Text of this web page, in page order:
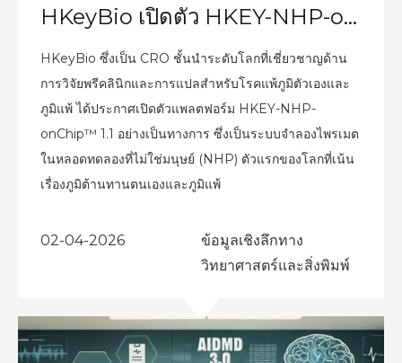
HKeyBio เปิดตัว HKEY-NHP-onChip™ 1.1: โมเดล NHP ในหลอดทดลอง ตัวแรกของโลกสำหรับโรคแพ้ภูมิตัวเองและภูมิแพ้
HKeyBio ซึ่งเป็น CRO ชั้นนำระดับโลกที่เชี่ยวชาญด้าน
การวิจัยพรีคลินิกและการแปลสำหรับโรคแพ้ภูมิตัวเองและ
ภูมิแพ้ ได้ประกาศเปิดตัวแพลตฟอร์ม HKEY-NHP-
onChip™ 1.1 อย่างเป็นทางการ ซึ่งเป็นระบบจำลองไพรเมต
ในหลอดทดลองที่ไม่ใช่มนุษย์ (NHP) ตัวแรกของโลกที่เน้น
เรื่องภูมิต้านทานตนเองและภูมิแพ้
02-04-2026
ข้อมูลเชิงลึกทาง
วิทยาศาสตร์และสิ่งพิมพ์